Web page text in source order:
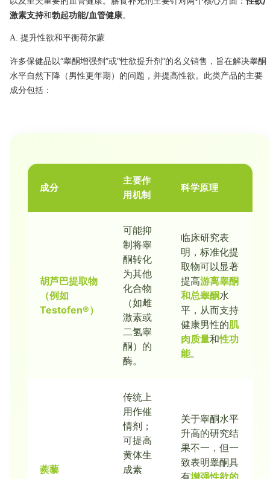
激素支持和勃起功能/血管健康。
A. 提升性欲和平衡荷尔蒙
许多保健品以“睾酮增强剂”或“性欲提升剂”的名义销售，旨在解决睾酮
水平自然下降（男性更年期）的问题，并提高性欲。此类产品的主要
成分包括：
成分
主要作
用机制
科学原理
胡芦巴提取物
（例如
Testofen®）
可能抑
制将睾
酮转化
为其他
化合物
（如雌
激素或
二氢睾
酮）的
酶。
临床研究表
明，标准化提
取物可以显著
提高游离睾酮
和总睾酮水
平，从而支持
健康男性的肌
肉质量和性功
能。
蒺藜
传统上
用作催
情剂；
可提高
黄体生
成素
关于睾酮水平
升高的研究结
果不一，但一
致表明睾酮具
有增强性欲的